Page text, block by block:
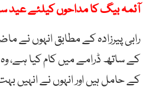
آئمہ بیگ کا مداحوں کیلئے عید
رابی پیرزادہ کے مطابق انہوں
کے ساتھ ڈرامے میں کام کیا ہے،
کے حامل ہیں اور انہوں نے انہیں